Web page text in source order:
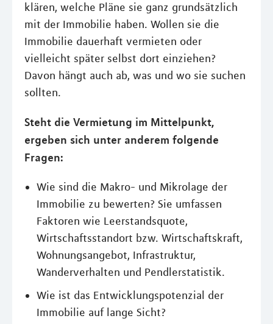
klären, welche Pläne sie ganz grundsätzlich
mit der Immobilie haben. Wollen sie die
Immobilie dauerhaft vermieten oder
vielleicht später selbst dort einziehen?
Davon hängt auch ab, was und wo sie suchen
sollten.
Steht die Vermietung im Mittelpunkt,
ergeben sich unter anderem folgende
Fragen:
Wie sind die Makro- und Mikrolage der
Immobilie zu bewerten? Sie umfassen
Faktoren wie Leerstandsquote,
Wirtschaftsstandort bzw. Wirtschaftskraft,
Wohnungsangebot, Infrastruktur,
Wanderverhalten und Pendlerstatistik.
Wie ist das Entwicklungspotenzial der
Immobilie auf lange Sicht?